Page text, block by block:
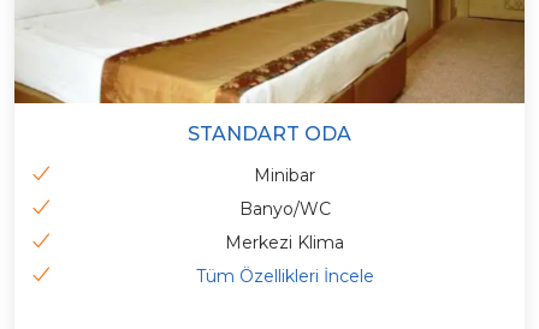
STANDART ODA
Minibar
Banyo/WC
Merkezi Klima
Tüm Özellikleri İncele